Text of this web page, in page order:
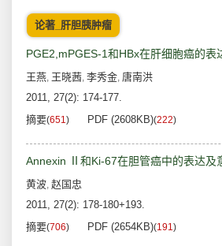
论著_肝胆胰肿瘤
PGE2,mPGES-1和HBx在肝细胞癌的表
王燕, 王晓茜, 李秀金, 唐南洪
2011, 27(2): 174-177.
摘要(651) PDF (2608KB)(222)
Annexin Ⅱ和Ki-67在胆管癌中的表达及
黄波, 赵国忠
2011, 27(2): 178-180+193.
摘要(706) PDF (2654KB)(191)